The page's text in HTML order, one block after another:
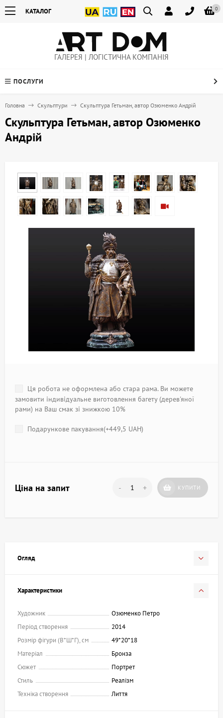
0
КАТАЛОГ
ГАЛЕРЕЯ | ЛОГІСТИЧНА КОМПАНІЯ
ПОСЛУГИ
Головна Скульптури Скульптура Гетьман, автор Озюменко Андрій
Скульптура Гетьман, автор Озюменко
Андрій
Ця робота не оформлена або стара рама. Ви можете
замовити індивідуальне виготовлення багету (дерев'яної
рами) на Ваш смак зі знижкою 10%
Подарункове пакування(+449,5 UAH)
Ціна на запит - + КУПИТИ
Огляд
Характеристики
Художник
Озюменко Петро
Період створення
2014
Розмір фігури (В*Ш*Г), см
49*20*18
Матеріал
Бронза
Сюжет
Портрет
Стиль
Реалізм
Техніка створення
Лиття